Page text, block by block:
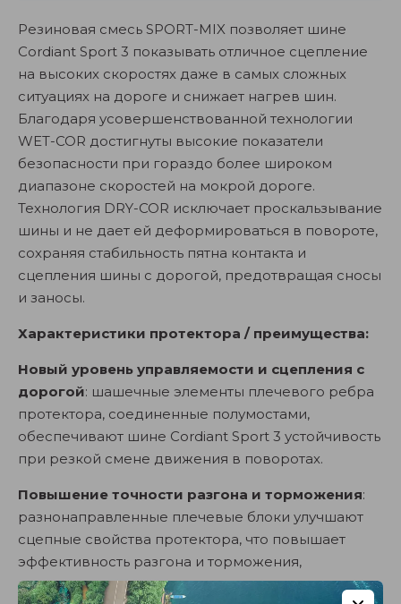
Резиновая смесь SPORT-MIX позволяет шине
Cordiant Sport 3 показывать отличное сцепление
на высоких скоростях даже в самых сложных
ситуациях на дороге и снижает нагрев шин.
Благодаря усовершенствованной технологии
WET-COR достигнуты высокие показатели
безопасности при гораздо более широком
диапазоне скоростей на мокрой дороге.
Технология DRY-COR исключает проскальзывание
шины и не дает ей деформироваться в повороте,
сохраняя стабильность пятна контакта и
сцепления шины с дорогой, предотвращая сносы
и заносы.
Характеристики протектора / преимущества:
Новый уровень управляемости и сцепления с
дорогой: шашечные элементы плечевого ребра
протектора, соединенные полумостами,
обеспечивают шине Cordiant Sport 3 устойчивость
при резкой смене движения в поворотах.
Повышение точности разгона и торможения:
разнонаправленные плечевые блоки улучшают
сцепные свойства протектора, что повышает
эффективность разгона и торможения,
последовательность их чередования уменьшает